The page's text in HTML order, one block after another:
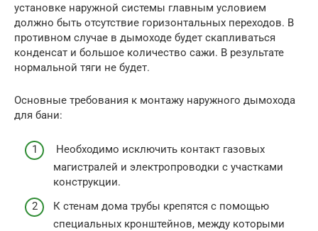
установке наружной системы главным условием
должно быть отсутствие горизонтальных переходов. В
противном случае в дымоходе будет скапливаться
конденсат и большое количество сажи. В результате
нормальной тяги не будет.
Основные требования к монтажу наружного дымохода
для бани:
Необходимо исключить контакт газовых
магистралей и электропроводки с участками
конструкции.
К стенам дома трубы крепятся с помощью
специальных кронштейнов, между которыми